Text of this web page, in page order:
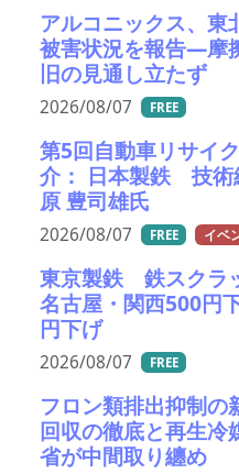
アルコニックス、東
被害状況を報告―摩
旧の見通し立たず
2026/08/07 FREE
第5回自動車リサイ
介： 日本製鉄 技
原 豊司雄氏
2026/08/07 FREE イベ
東京製鉄 鉄スクラ
名古屋・関西500円
円下げ
2026/08/07 FREE
フロン類排出抑制の
回収の徹底と再生
省が中間取り纏め